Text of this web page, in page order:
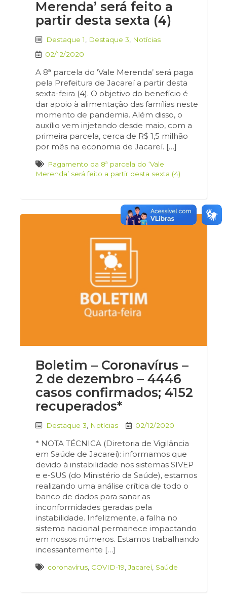
Merenda’ será feito a
partir desta sexta (4)
Destaque 1 Destaque 3
Notícias
02/12/2020
A 8ª parcela do ‘Vale Merenda’ será paga
pela Prefeitura de Jacareí a partir desta
sexta-feira (4). O objetivo do benefício é
dar apoio à alimentação das famílias neste
momento de pandemia. Além disso, o
auxílio vem injetando desde maio, com a
primeira parcela, cerca de R$ 1,5 milhão
por mês na economia de Jacareí. […]
Pagamento da 8ª parcela do ‘Vale
Merenda’ será feito a partir desta sexta (4)
Boletim – Coronavírus –
2 de dezembro – 4446
casos confirmados; 4152
recuperados*
Destaque 3 Notícias 02/12/2020
* NOTA TÉCNICA (Diretoria de Vigilância
em Saúde de Jacareí): informamos que
devido à instabilidade nos sistemas SIVEP
e e-SUS (do Ministério da Saúde), estamos
realizando uma análise crítica de todo o
banco de dados para sanar as
inconformidades geradas pela
instabilidade. Infelizmente, a falha no
sistema nacional permanece impactando
em nossos números. Estamos trabalhando
incessantemente […]
coronavírus COVID-19 ,Jacareí, Saúde